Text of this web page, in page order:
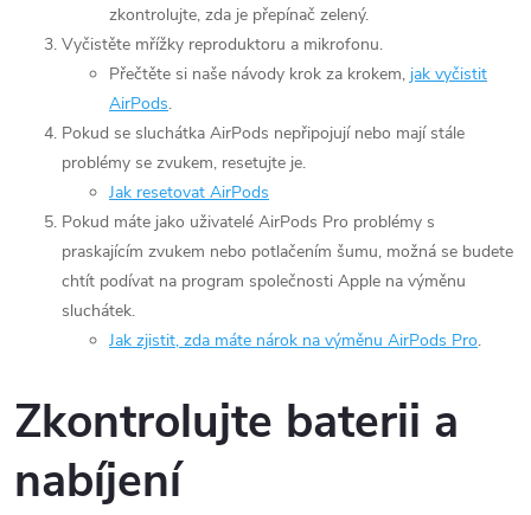
zkontrolujte, zda je přepínač zelený.
Vyčistěte mřížky reproduktoru a mikrofonu.
Přečtěte si naše návody krok za krokem, jak vyčistit
AirPods.
Pokud se sluchátka AirPods nepřipojují nebo mají stále
problémy se zvukem, resetujte je.
Jak resetovat AirPods
Pokud máte jako uživatelé AirPods Pro problémy s
praskajícím zvukem nebo potlačením šumu, možná se budete
chtít podívat na program společnosti Apple na výměnu
sluchátek.
Jak zjistit, zda máte nárok na výměnu AirPods Pro.
Zkontrolujte baterii a
nabíjení